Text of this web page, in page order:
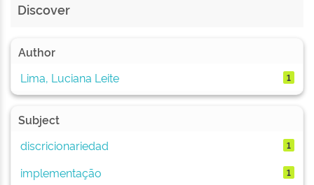
Discover
Author
Lima, Luciana Leite
1
Subject
discricionariedad
1
implementação 1